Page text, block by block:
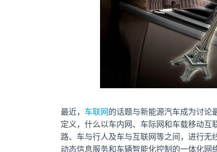
最近， 车联网的话题与新能源汽车成为讨论
定义，什么以车内网、车际网和车载移动
路、车与行人及车与互联网等之间，进行
动态信息服务和车辆智能化控制的一体化网